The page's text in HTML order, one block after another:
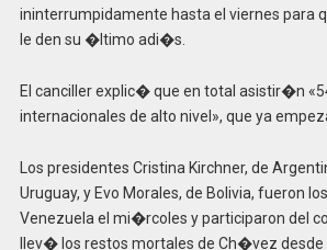
ininterrumpidamente hasta el viernes para
le den su �ltimo adi�s.
El canciller explic� que en total asistir�n
internacionales de alto nivel», que ya
Los presidentes Cristina Kirchner, de
Uruguay, y Evo Morales, de Bolivia, fueron
Venezuela el mi�rcoles y participaron del
llev� los restos mortales de Ch�vez desde